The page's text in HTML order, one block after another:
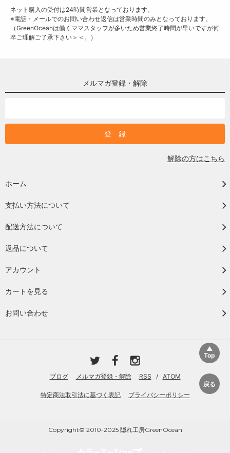
ネット購入の受付は24時間営業となっております。
※電話・メールでのお問い合わせ返信は営業時間のみとなっております。
（GreenOceanは働くママスタッフが多いため営業終了時間が早いですが何
卒ご理解ご了承下さい＞＜。）
メルマガ登録・解除
解除の方はこちら
ホーム
支払い方法について
配送方法について
返品について
アカウント
カートを見る
お問い合わせ
ブログ メルマガ登録・解除 RSS / ATOM
特定商法取引法に基づく表記 プライバシーポリシー
Copyright© 2010-2025 隠れ工房GreenOcean